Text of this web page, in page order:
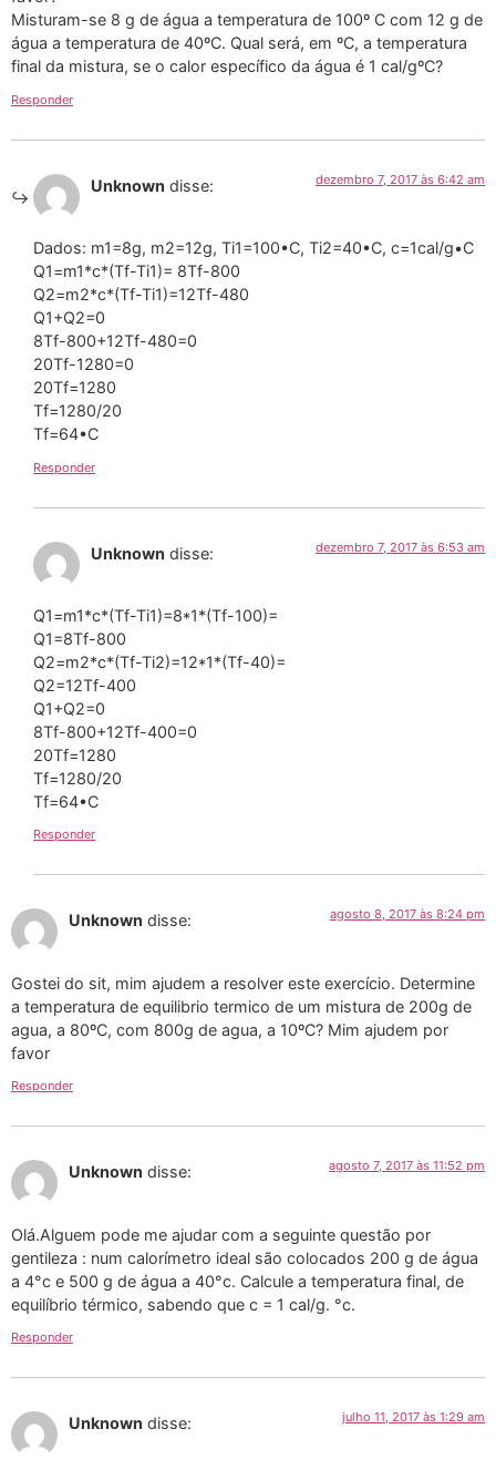
Misturam-se 8 g de água a temperatura de 100º C com 12 g de
água a temperatura de 40ºC. Qual será, em ºC, a temperatura
final da mistura, se o calor específico da água é 1 cal/gºC?
Responder
Unknown disse: dezembro 7, 2017 às 6:42 am
Dados: m1=8g, m2=12g, Ti1=100•C, Ti2=40•C, c=1cal/g•C
Q1=m1*c*(Tf-Ti1)= 8Tf-800
Q2=m2*c*(Tf-Ti1)=12Tf-480
Q1+Q2=0
8Tf-800+12Tf-480=0
20Tf-1280=0
20Tf=1280
Tf=1280/20
Tf=64•C
Responder
Unknown disse: dezembro 7, 2017 às 6:53 am
Q1=m1*c*(Tf-Ti1)=8*1*(Tf-100)=
Q1=8Tf-800
Q2=m2*c*(Tf-Ti2)=12*1*(Tf-40)=
Q2=12Tf-400
Q1+Q2=0
8Tf-800+12Tf-400=0
20Tf=1280
Tf=1280/20
Tf=64•C
Responder
Unknown disse: agosto 8, 2017 às 8:24 pm
Gostei do sit, mim ajudem a resolver este exercício. Determine
a temperatura de equilibrio termico de um mistura de 200g de
agua, a 80ºC, com 800g de agua, a 10ºC? Mim ajudem por
favor
Responder
Unknown disse: agosto 7, 2017 às 11:52 pm
Olá.Alguem pode me ajudar com a seguinte questão por
gentileza : num calorímetro ideal são colocados 200 g de água
a 4°c e 500 g de água a 40°c. Calcule a temperatura final, de
equilíbrio térmico, sabendo que c = 1 cal/g. °c.
Responder
Unknown disse: julho 11, 2017 às 1:29 am